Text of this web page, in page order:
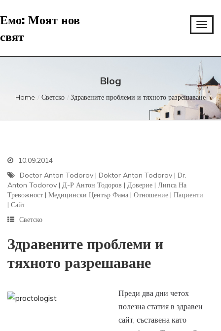
Емо: Моят нов
свят
Blog
Home Светско Здравените проблеми и тяхното разрешаване
10.09.2014
Doctor Anton Todorov | Doktor Anton Todorov | Dr.
Anton Todorov | Д-Р Антон Тодоров | Доверие | Липса На
Тревожност | Медицински Център Фама | Отношение | Пациенти
| Сайт
Светско
Здравените проблеми и
тяхното разрешаване
Преди два дни четох
полезна статия в здравен
сайт, съставена като